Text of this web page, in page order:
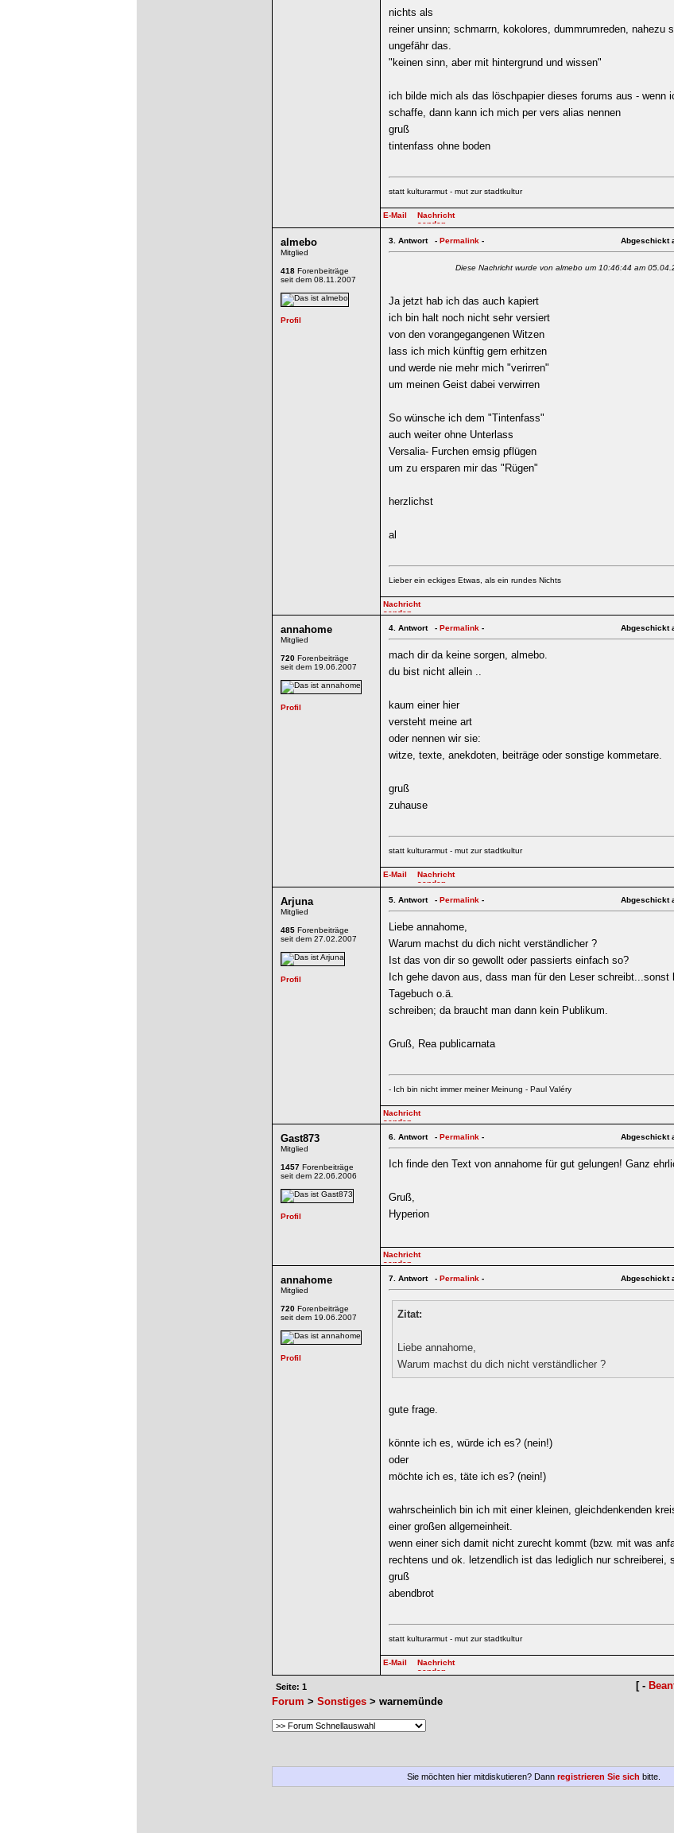
nichts als
reiner unsinn; schmarrn, kokolores, dummrumreden, nahezu
ungefähr das.
"keinen sinn, aber mit hintergrund und wissen"
ich bilde mich als das löschpapier dieses forums aus - wenn
schaffe, dann kann ich mich per vers alias nennen
gruß
tintenfass ohne boden
statt kulturarmut - mut zur stadtkultur
almebo
Mitglied
418 Forenbeiträge
seit dem 08.11.2007
3. Antwort - Permalink - Abgeschickt
Diese Nachricht wurde von almebo um 10:46:44 am
Ja jetzt hab ich das auch kapiert
ich bin halt noch nicht sehr versiert
von den vorangegangenen Witzen
lass ich mich künftig gern erhitzen
und werde nie mehr mich "verirren"
um meinen Geist dabei verwirren
So wünsche ich dem "Tintenfass"
auch weiter ohne Unterlass
Versalia- Furchen emsig pflügen
um zu ersparen mir das "Rügen"
herzlichst
al
Lieber ein eckiges Etwas, als ein rundes Nichts
annahome
Mitglied
720 Forenbeiträge
seit dem 19.06.2007
4. Antwort - Permalink - Abgeschickt
mach dir da keine sorgen, almebo.
du bist nicht allein ..
kaum einer hier
versteht meine art
oder nennen wir sie:
witze, texte, anekdoten, beiträge oder sonstige kommetare.
gruß
zuhause
statt kulturarmut - mut zur stadtkultur
Arjuna
Mitglied
485 Forenbeiträge
seit dem 27.02.2007
5. Antwort - Permalink - Abgeschickt
Liebe annahome,
Warum machst du dich nicht verständlicher ?
Ist das von dir so gewollt oder passierts einfach so?
Ich gehe davon aus, dass man für den Leser schreibt...sonst
Tagebuch o.ä.
schreiben; da braucht man dann kein Publikum.
Gruß, Rea publicarnata
- Ich bin nicht immer meiner Meinung - Paul Valéry
Gast873
Mitglied
1457 Forenbeiträge
seit dem 22.06.2006
6. Antwort - Permalink - Abgeschickt
Ich finde den Text von annahome für gut gelungen! Ganz
Gruß,
Hyperion
annahome
Mitglied
720 Forenbeiträge
seit dem 19.06.2007
7. Antwort - Permalink - Abgeschickt
Zitat:
Liebe annahome,
Warum machst du dich nicht verständlicher ?
gute frage.
könnte ich es, würde ich es? (nein!)
oder
möchte ich es, täte ich es? (nein!)
wahrscheinlich bin ich mit einer kleinen, gleichdenkenden
einer großen allgemeinheit.
wenn einer sich damit nicht zurecht kommt (bzw. mit was
rechtens und ok. letzendlich ist das lediglich nur schreiberei,
gruß
abendbrot
statt kulturarmut - mut zur stadtkultur
Seite: 1 [ -
Forum > Sonstiges > warnemünde
Sie möchten hier mitdiskutieren? Dann registrieren Sie sich bitte.